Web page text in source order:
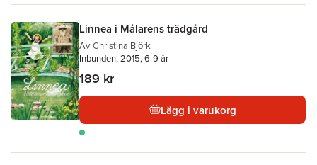
Linnea i Målarens trädgård
Av Christina Björk
Inbunden, 2015, 6-9 år
189 kr
Lägg i varukorg